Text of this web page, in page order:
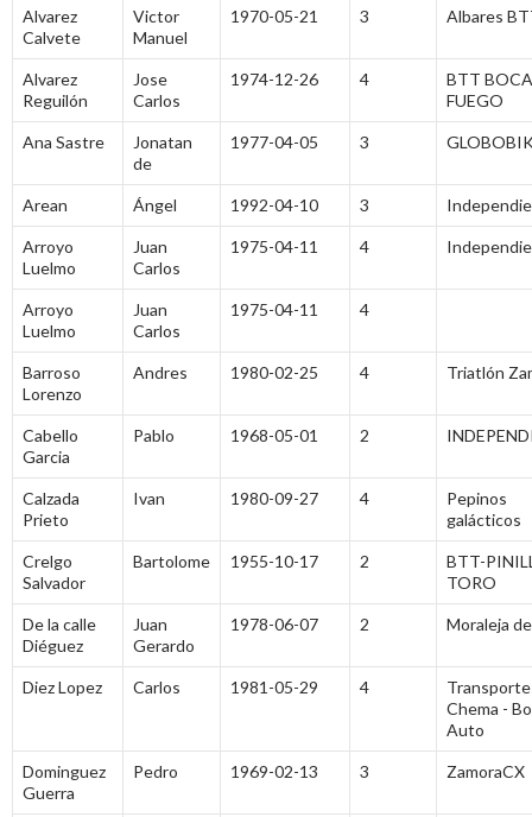
Alvarez
Calvete
Victor
Manuel
1970-05-21 3 Albares
Alvarez
Reguilón
Jose
Carlos
1974-12-26 4
BTT
FUEGO
Ana Sastre
Jonatan
de
1977-04-05 3
Arean Ángel 1992-04-10 3
Arroyo
Luelmo
Juan
Carlos
1975-04-11 4
Arroyo
Luelmo
Juan
Carlos
1975-04-11 4
Barroso
Lorenzo
Andres 1980-02-25 4 Triatlón
Cabello
Garcia
Pablo 1968-05-01 2
Calzada
Prieto
Ivan 1980-09-27 4
Pepinos
galácticos
Crelgo
Salvador
Bartolome 1955-10-17 2
BTT-
TORO
De la calle
Diéguez
Juan
Gerardo
1978-06-07 2 Moraleja
Diez Lopez Carlos 1981-05-29 4
Chema -
Auto
Dominguez
Guerra
Pedro 1969-02-13 3 ZamoraCX